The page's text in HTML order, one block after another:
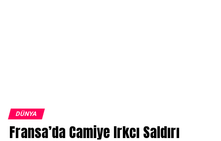
DÜNYA
Fransa’da Camiye Irkcı Saldırı